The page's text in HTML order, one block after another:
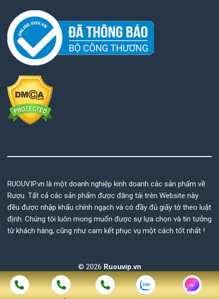
RUOUVIP.vn là một doanh nghiệp kinh doanh các sản phẩm về
Rượu. Tất cả các sản phẩm được đăng tải trên Website này
đều được nhập khẩu chính ngạch và có đầy đủ giấy tờ theo luật
định. Chúng tôi luôn mong muốn được sự lựa chọn và tin tưởng
từ khách hàng, cũng như cam kết phục vụ một cách tốt nhất !
© 2026 Ruouvip.vn